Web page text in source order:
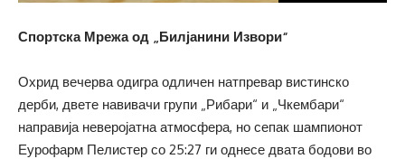
Спортска Мрежа од „Билјанини Извори“
Охрид вечерва одигра одличен натпревар вистинско
дерби, двете навивачи групи „Рибари“ и „Чкембари“
направија неверојатна атмосфера, но сепак шампионот
Еурофарм Пелистер со 25:27 ги однесе двата бодови во